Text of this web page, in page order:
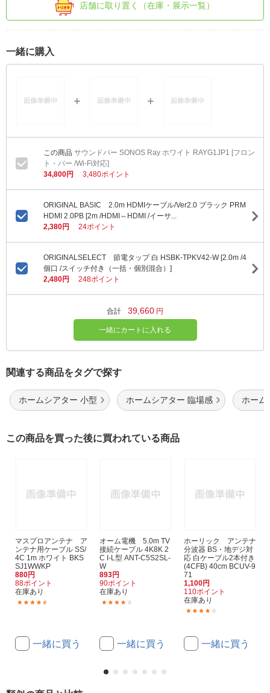
店舗に取り置く（在庫・展示一覧）
一緒に購入
サウンドバー SONOS Ray ホワイト RAYG1JP1 [フロン
ト・バー /Wi-Fi対応]
34,800円
3,480ポイント
ORIGINAL BASIC 2.0m HDMIケーブル/Ver2.0 ブラック PRM
HDMI 2.0PB [2m /HDMI⇔HDMI /イーサ...
2,380円
24ポイント
ORIGINALSELECT 節電タップ 白 HSBK-TPKV42-W [2.0m /4
個口 /スイッチ付き（一括・個別混合）]
2,480円
248ポイント
合計 39,660 円
一緒にカートに入れる
関連する商品をタグで探す
ホームシアター 小型 ホームシアター 臨場感 ホーム
この商品を買った後に買われている商品
マスプロアンテナ ア
ンテナ用ケーブル SS/
4C 1m ホワイト BKS
SJ1WWKP
880円
88ポイント
在庫あり
一緒に買う
オーム電機 5.0m TV
接続ケーブル 4K8K 2
C I-L型 ANT-C5S2SL-
W
893円
90ポイント
在庫あり
一緒に買う
ホーリック アンテナ
分波器 BS・地デジ対
応 白ケーブル2本付き
(4CFB) 40cm BCUV-9
71
1,100円
110ポイント
在庫あり
一緒に買う